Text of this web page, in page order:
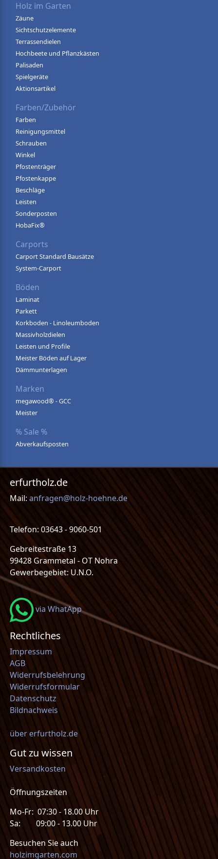
Holz im Garten
Zäune
Sichtschutzelemente
Terrassendielen
Hochbeete und Pflanzkästen
Palisaden
Spielgeräte
Aktionsartikel
Farben/Zubehör
Farben
Reinigungsmittel
Schrauben
Winkel
Pfostenträger
Pfostenkappe
Beschläge
Leisten
Sonderposten
HobaFix®
Carports
Carport Standard Bausätze
System-Carport
Böden
Laminat
Parkett
Korkboden - Linoleumboden
Massivholzdielen
Leisten und Profile
Meister Böden auf Lager
Dämmunterlagen
Marken
megawood® - GCC
Meister
% Sale %
Abverkaufsposten
erfurtholz.de
Mail: anfragen@holz-hoehne.de
Telefon: 03643 - 9060-501
Gebreitestraße 13
99428 Grammetal - OT Nohra
Gewerbegebiet: U.N.O.
via WhatApp
Rechtliches
Impressum
AGB
Widerrufsbelehrung
Widerrufsformular
Datenschutz
Bildnachweis
über erfurtholz.de
Gut zu wissen
Versandkosten
Öffnungszeiten
Mo-Fr: 07:30 - 18.00 Uhr
Sa: 09:00 - 13.00 Uhr
Besuchen Sie auch
holzimgarten.com